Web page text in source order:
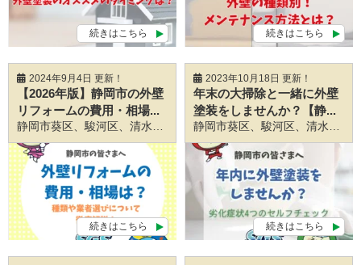
続きはこちら 続きはこちら
2024年9月4日 更新！
【2026年版】静岡市の外壁
リフォームの費用・相場...
静岡を中
続きはこちら
2023年10月18日 更新！
年末の大掃除と一緒に外壁
塗装をしませんか？【静...
続きはこちら